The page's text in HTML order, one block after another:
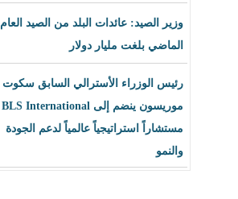
وزير الصيد: عائدات البلد من الصيد العام
الماضي بلغت مليار دولار
رئيس الوزراء الأسترالي السابق سكوت
موريسون ينضم إلى BLS International
مستشاراً استراتيجياً عالمياً لدعم الجودة
والنمو